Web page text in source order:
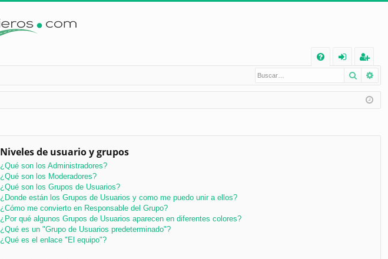
Q
nt
ifi
eg
ist
ra
Buscar
Niveles de usuario y grupos
¿Qué son los Administradores?
¿Qué son los Moderadores?
¿Qué son los Grupos de Usuarios?
¿Donde están los Grupos de Usuarios y como me puedo unir a ellos?
¿Cómo me convierto en Responsable del Grupo?
¿Por qué algunos Grupos de Usuarios aparecen en diferentes colores?
¿Qué es un "Grupo de Usuarios predeterminado"?
¿Qué es el enlace "El equipo"?